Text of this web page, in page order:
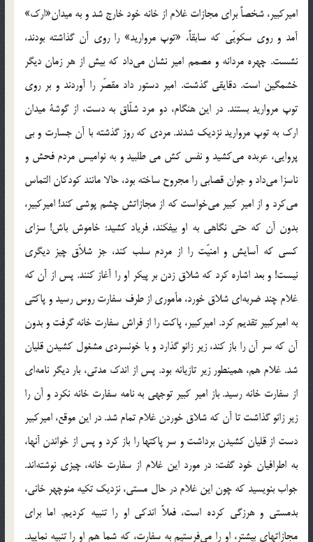
اميركبير، شخصاً براي مجازات غلام از خانه خود خارج شد و به ميدان«ارك»
آمد و روي سكويّي كه سابقاً، «توپ مرواريد» را روي آن گذاشته بودند،
نشست. چهره مردانه و مصمم امير نشان مي‌داد كه بيش از هر زمان ديگر
خشمگين است. دقايقي گذشت. امير دستور داد مقصّر را آوردند و بر روي
توپ مرواريد بستند. در اين هنگام، دو مرد شلّاق به دست، از گوشة ميدان
ارك به توپ مرواريد نزديك شدند. مردي كه روز گذشته با آن جسارت و بي
پروايي، عربده مي‌كشيد و نفس كش مي طلبيد و به نواميس مردم فحش و
ناسزا مي‌داد و جوان قصابي را مجروح ساخته بود، حالا مانند كودكان التماس
مي‌كرد و از امير كبير مي‌خواست كه از مجازاتش چشم پوشي كند! اميركبير،
بدون آن كه حتي نگاهي به او بيفكند، فرياد كشيد: خاموش باش! سزاي
كسي كه آسايش و امنيّت را از مردم سلب كند، جز شلاّق چيز ديگري
نيست! و بعد اشاره كرد كه شلاق زدن بر پيكر او را آغاز كنند. پس از آن كه
غلام چند ضربه‌اي شلاق خورد، مأموري از طرف سفارت روس رسيد و پاكتي
به اميركبير تقديم كرد. اميركبير، پاكت را از فراش سفارت خانه گرفت و بدون
آن كه سر آن را باز كند، زير زانو گذارد و با خونسردي مشغول كشيدن قليان
شد. غلام هم، همينطور زير تازيانه بود. پس از اندك مدتي، بار ديگر نامه‌اي
از سفارت خانه رسيد. باز امير كبير توجهي به نامه سفارت خانه نكرد و آن را
زير زانو گذاشت تا آن كه شلاق خوردن غلام تمام شد. در اين موقع، اميركبير
دست از قليان كشيدن برداشت و سر پاكتها را باز كرد و پس از خواندن آنها،
به اطرافيان خود گفت: در مورد اين غلام از سفارت خانه، چيزي نوشته‌اند.
جواب بنويسيد كه چون اين غلام در حال مستي، نزديك تكيه منوچهر خاني،
بدمستي و هرزگي كرده است، فعلاً اندكي او را تنبيه كرديم. اما براي
مجازاتهاي بيشتر، او را مي‌فرستيم به سفارت، كه شما هم او را تنبيه نماييد.